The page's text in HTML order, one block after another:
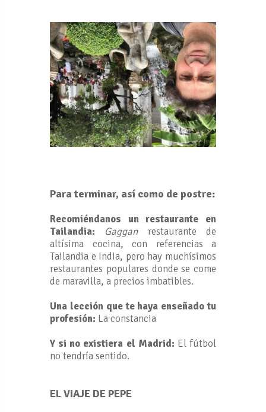
Para terminar, así como de postre:
Recomiéndanos un restaurante en
Tailandia:
Gagganrestaurante de
altísima cocina, con referencias a
Tailandia e India, pero hay muchísimos
restaurantes populares donde se come
de maravilla, a precios imbatibles.
Una lección que te haya enseñado tu
profesión: La constancia
Y si no existiera el Madrid: El fútbol
no tendría sentido.
EL VIAJE DE PEPE